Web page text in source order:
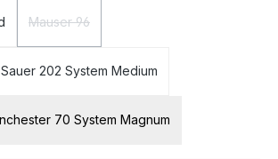
Mauser 96
Sauer 202 System Medium
70 System Magnum